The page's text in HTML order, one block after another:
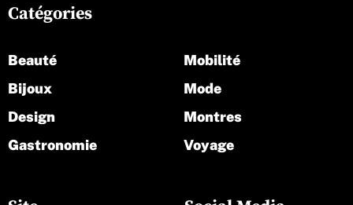
Catégories
Beauté
Bijoux
Design
Gastronomie
Mobilité
Mode
Montres
Voyage